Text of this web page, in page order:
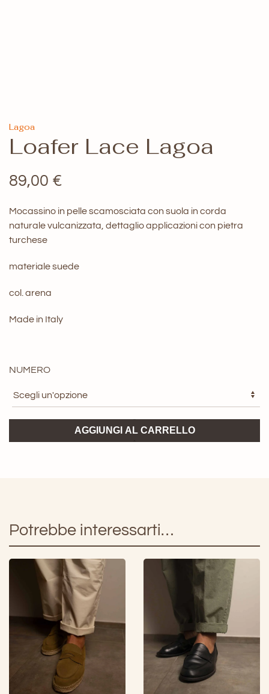
Lagoa
Loafer Lace Lagoa
89,00 €
Mocassino in pelle scamosciata con suola in corda
naturale vulcanizzata, dettaglio applicazioni con pietra
turchese
materiale suede
col. arena
Made in Italy
NUMERO
Lace
AGGIUNGI AL CARRELLO
Potrebbe interessarti…